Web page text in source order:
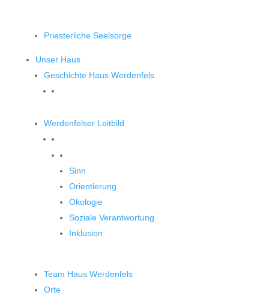
Priesterliche Seelsorge
Unser Haus
Geschichte Haus Werdenfels
Werdenfelser Leitbild
Sinn
Orientierung
Ökologie
Soziale Verantwortung
Inklusion
Team Haus Werdenfels
Orte